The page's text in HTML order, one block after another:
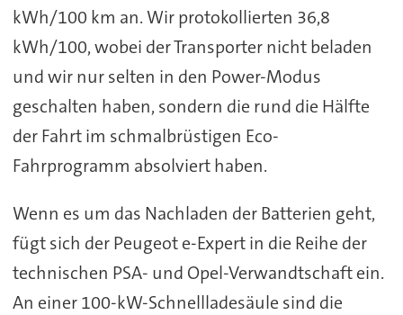
kWh/100 km an. Wir protokollierten 36,8
kWh/100, wobei der Transporter nicht beladen
und wir nur selten in den Power-Modus
geschalten haben, sondern die rund die Hälfte
der Fahrt im schmalbrüstigen Eco-
Fahrprogramm absolviert haben.
Wenn es um das Nachladen der Batterien geht,
fügt sich der Peugeot e-Expert in die Reihe der
technischen PSA- und Opel-Verwandtschaft ein.
An einer 100-kW-Schnellladesäule sind die